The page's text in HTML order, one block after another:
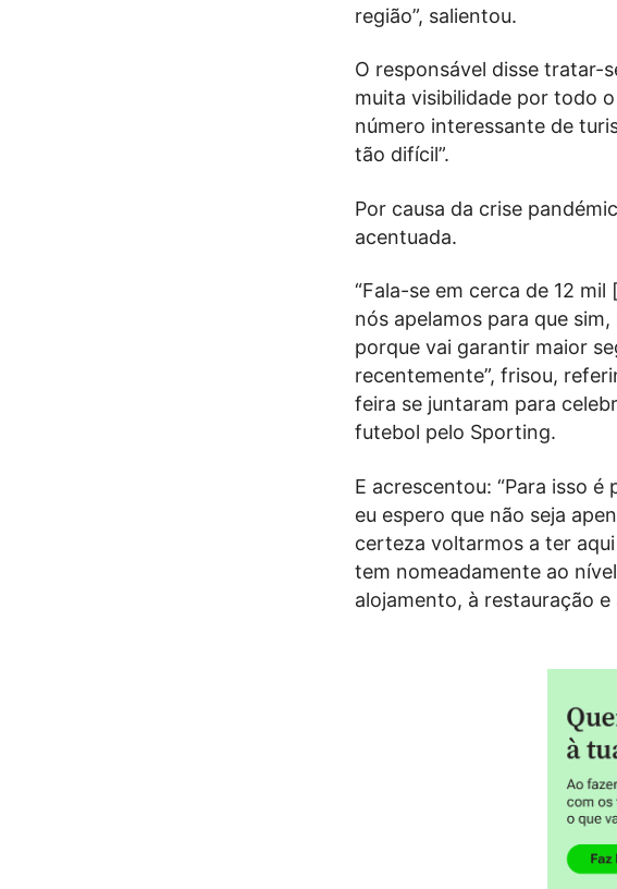
região”, salientou.
O responsável disse tratar-
muita visibilidade por todo
número interessante de
tão difícil”.
Por causa da crise
acentuada.
“Fala-se em cerca de 12
nós apelamos para que
porque vai garantir maior
recentemente”, frisou,
feira se juntaram para
futebol pelo Sporting.
E acrescentou: “Para isso
eu espero que não seja
certeza voltarmos a ter
tem nomeadamente ao
alojamento, à restauração e